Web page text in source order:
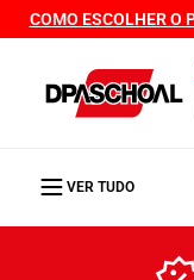
COMO ESCOLHER O
VER TUDO